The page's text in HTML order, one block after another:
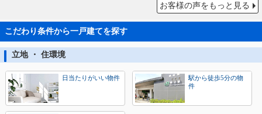
お客様の声をもっと見る
こだわり条件から一戸建てを探す
立地 ・ 住環境
日当たりがいい物件
駅から徒歩5分の物
件